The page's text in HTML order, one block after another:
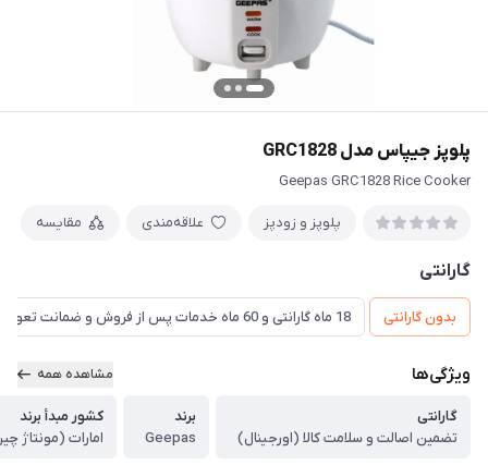
پلوپز جیپاس مدل GRC1828
Geepas GRC1828 Rice Cooker
پلوپز و زودپز علاقه‌مندی مقایسه
گارانتی
بدون گارانتی 18 ماه گارانتی و 60 ماه خدمات پس از فروش و ضمانت تعویض
ویژگی‌ها مشاهده همه
گارانتی
تضمین اصالت و سلامت کالا (اورجینال)
برند
Geepas
کشور مبدأ برند
امارات (مونتاژ